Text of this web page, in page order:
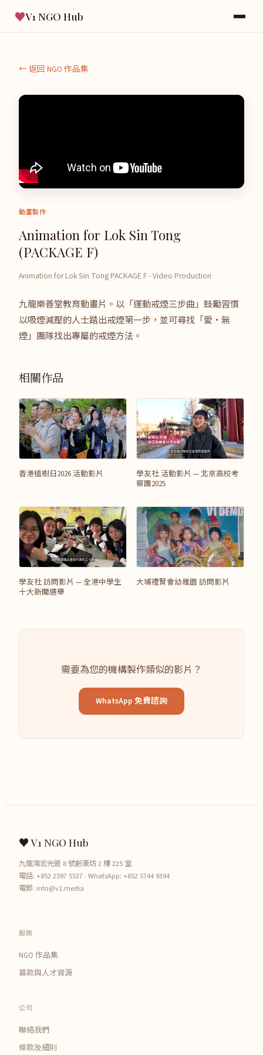
♥V1 NGO Hub
← 返回 NGO 作品集
動畫製作
Animation for Lok Sin Tong
(PACKAGE F)
Animation for Lok Sin Tong PACKAGE F - Video Production
九龍樂善堂教育動畫片。以「運動戒煙三步曲」鼓勵習慣
以吸煙減壓的人士踏出戒煙第一步，並可尋找「愛‧無
煙」團隊找出專屬的戒煙方法。
相關作品
香港植樹日2026 活動影片
學友社 活動影片 — 北京高校考
察團2025
學友社 訪問影片 — 全港中學生
十大新聞選舉
大埔禮賢會幼稚園 訪問影片
需要為您的機構製作類似的影片？
WhatsApp 免費諮詢
♥ V1 NGO Hub
九龍灣宏光道 8 號創豪坊 2 樓 225 室
電話: +852 2597 5537 · WhatsApp: +852 5744 9394
電郵: info@v1.media
服務
NGO 作品集
募款與人才資源
公司
聯絡我們
條款及細則